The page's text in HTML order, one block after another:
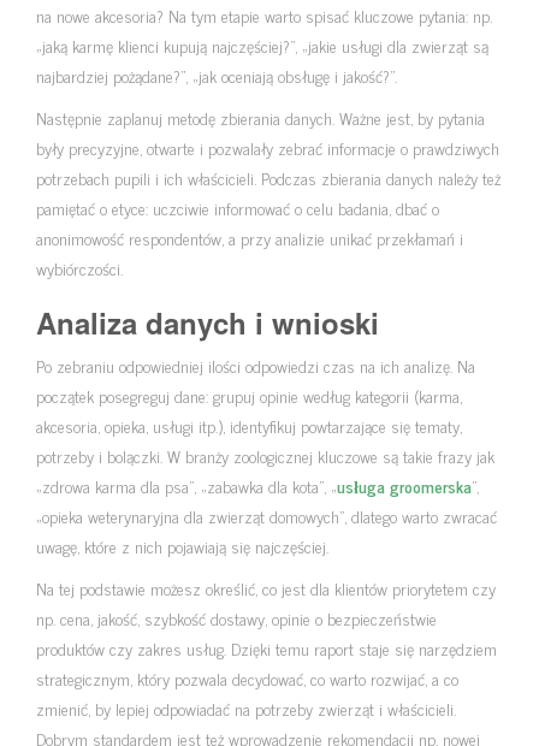
na nowe akcesoria? Na tym etapie warto spisać kluczowe pytania: np.
„jaką karmę klienci kupują najczęściej?”, „jakie usługi dla zwierząt są
najbardziej pożądane?”, „jak oceniają obsługę i jakość?”.
Następnie zaplanuj metodę zbierania danych. Ważne jest, by pytania
były precyzyjne, otwarte i pozwalały zebrać informacje o prawdziwych
potrzebach pupili i ich właścicieli. Podczas zbierania danych należy też
pamiętać o etyce: uczciwie informować o celu badania, dbać o
anonimowość respondentów, a przy analizie unikać przekłamań i
wybiórczości.
Analiza danych i wnioski
Po zebraniu odpowiedniej ilości odpowiedzi czas na ich analizę. Na
początek posegreguj dane: grupuj opinie według kategorii (karma,
akcesoria, opieka, usługi itp.), identyfikuj powtarzające się tematy,
potrzeby i bolączki. W branży zoologicznej kluczowe są takie frazy jak
„zdrowa karma dla psa”, „zabawka dla kota”, „usługa groomerska”,
„opieka weterynaryjna dla zwierząt domowych”, dlatego warto zwracać
uwagę, które z nich pojawiają się najczęściej.
Na tej podstawie możesz określić, co jest dla klientów priorytetem czy
np. cena, jakość, szybkość dostawy, opinie o bezpieczeństwie
produktów czy zakres usług. Dzięki temu raport staje się narzędziem
strategicznym, który pozwala decydować, co warto rozwijać, a co
zmienić, by lepiej odpowiadać na potrzeby zwierząt i właścicieli.
Dobrym standardem jest też wprowadzenie rekomendacji np. nowej